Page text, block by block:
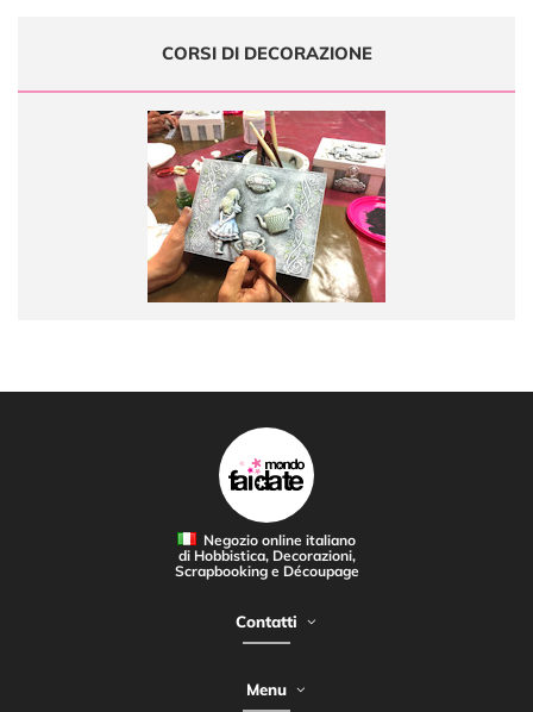
CORSI DI DECORAZIONE
Negozio online italiano
di Hobbistica, Decorazioni,
Scrapbooking e Découpage
Contatti
Menu